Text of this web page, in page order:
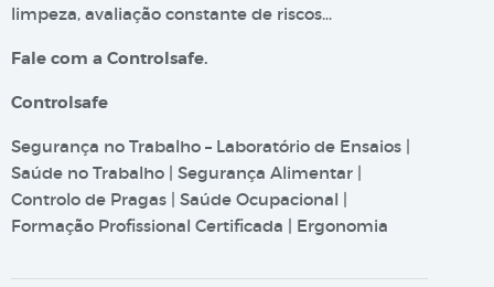
limpeza, avaliação constante de riscos…
Fale com a Controlsafe.
Controlsafe
Segurança no Trabalho – Laboratório de Ensaios |
Saúde no Trabalho | Segurança Alimentar |
Controlo de Pragas | Saúde Ocupacional |
Formação Profissional Certificada | Ergonomia